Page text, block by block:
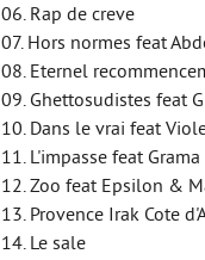
06. Rap de creve
07. Hors normes feat
08. Eternel
09. Ghettosudistes feat
10. Dans le vrai feat
11. L'impasse feat
12. Zoo feat Epsilon &
13. Provence Irak Cote
14. Le sale